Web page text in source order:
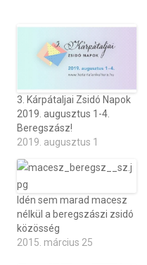
3. Kárpátaljai Zsidó Napok
2019. augusztus 1-4.
Beregszász!
2019. augusztus 1
Idén sem marad macesz
nélkül a beregszászi zsidó
közösség
2015. március 25